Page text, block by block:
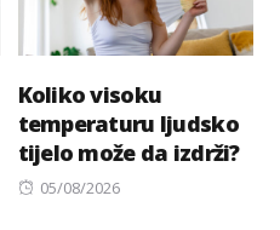
Koliko visoku
temperaturu ljudsko
tijelo može da izdrži?
Posted
05/08/2026